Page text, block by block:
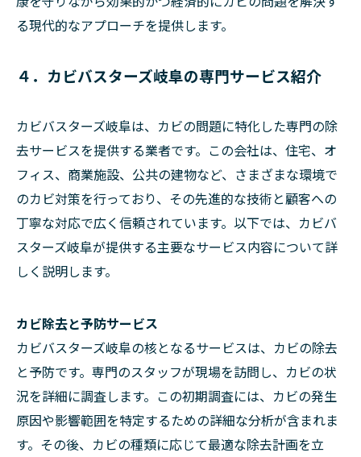
る現代的なアプローチを提供します。
４．カビバスターズ岐阜の専門サービス紹介
カビバスターズ岐阜は、カビの問題に特化した専門の除
去サービスを提供する業者です。この会社は、住宅、オ
フィス、商業施設、公共の建物など、さまざまな環境で
のカビ対策を行っており、その先進的な技術と顧客への
丁寧な対応で広く信頼されています。以下では、カビバ
スターズ岐阜が提供する主要なサービス内容について詳
しく説明します。
カビ除去と予防サービス
カビバスターズ岐阜の核となるサービスは、カビの除去
と予防です。専門のスタッフが現場を訪問し、カビの状
況を詳細に調査します。この初期調査には、カビの発生
原因や影響範囲を特定するための詳細な分析が含まれま
す。その後、カビの種類に応じて最適な除去計画を立